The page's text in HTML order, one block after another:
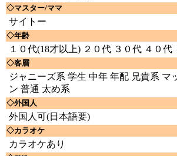
◇マスター/ママ
サイトー
◇年齢
１０代(18才以上) ２０代 ３０代 ４０代
◇客層
ジャニーズ系 学生 中年 年配 兄貴系 マ
ン 普通 太め系
◇外国人
外国人可(日本語要)
◇カラオケ
カラオケあり